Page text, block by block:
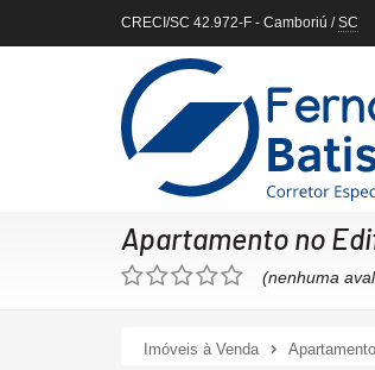
CRECI/SC 42.972-F - Camboriú /SC
Apartamento no
(nenhuma
Imóveis à Venda